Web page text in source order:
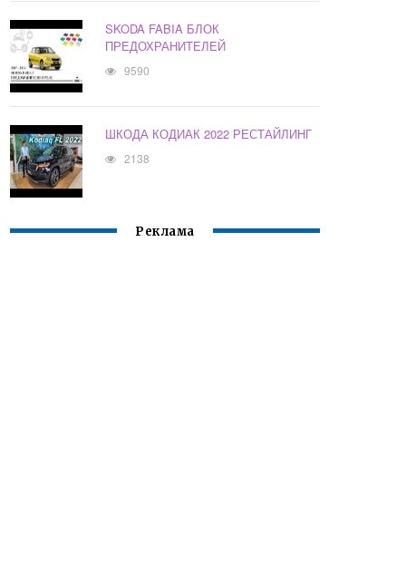
SKODA FABIA БЛОК
ПРЕДОХРАНИТЕЛЕЙ
9590
ШКОДА КОДИАК 2022 РЕСТАЙЛИНГ
2138
Реклама